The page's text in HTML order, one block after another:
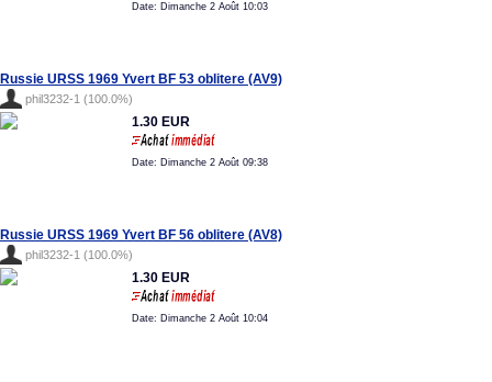
Date: Dimanche 2 Août 10:03
Russie URSS 1969 Yvert BF 53 oblitere (AV9)
phil3232-1 (100.0%)
1.30 EUR
Date: Dimanche 2 Août 09:38
Russie URSS 1969 Yvert BF 56 oblitere (AV8)
phil3232-1 (100.0%)
1.30 EUR
Date: Dimanche 2 Août 10:04